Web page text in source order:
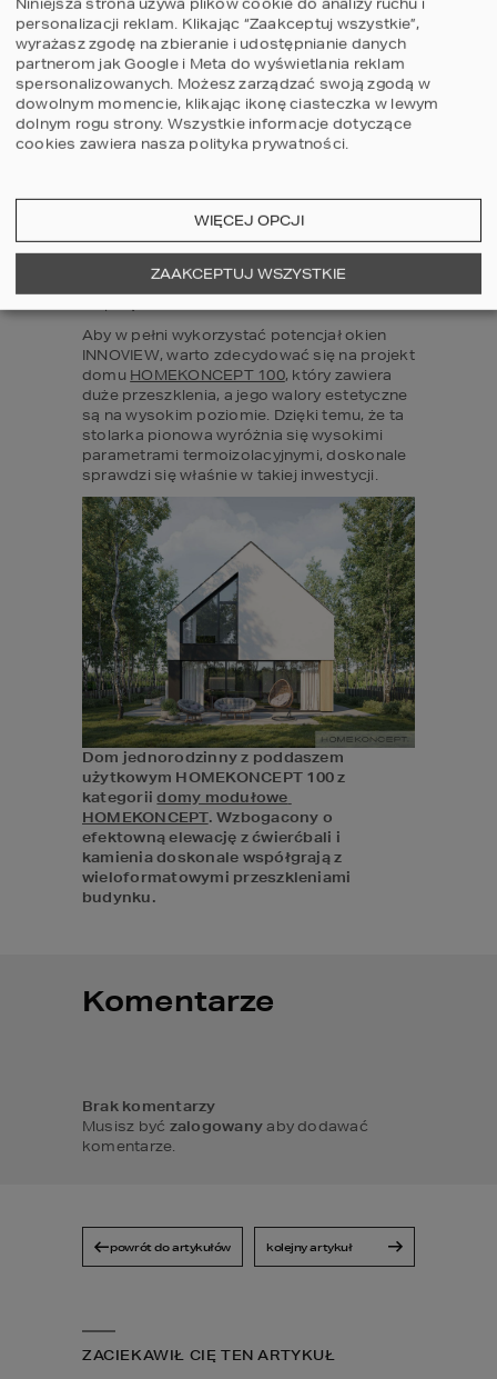
Okna INNOVIEW są oferowane w wariancie
trzyszybowym oraz czteroszybowym i
wyróżniają się bardzo niskim
współczynnikiem przenikania ciepła
osiągającym do Uw=0,68 W/m2 K.
Produkty Fakro serii INNOVIEW jako
podczas słonecznych, zimowych dni.
Znajdujące się od południowej strony
pomieszczenia są dzięki temu naturalnie
ogrzewane, co dodatkowo zmniejsza
zapotrzebowanie budynku na energię
cieplną w trakcie chłodów.
Aby w pełni wykorzystać potencjał okien
INNOVIEW, warto zdecydować się na projekt
domu HOMEKONCEPT 100, który zawiera
duże przeszklenia, a jego walory estetyczne
są na wysokim poziomie. Dzięki temu, że ta
stolarka pionowa wyróżnia się wysokimi
parametrami termoizolacyjnymi, doskonale
sprawdzi się właśnie w takiej inwestycji.
Dom jednorodzinny z poddaszem
użytkowym HOMEKONCEPT 100 z
kategorii domy modułowe
HOMEKONCEPT. Wzbogacony o
efektowną elewację z ćwierćbali i
kamienia doskonale współgrają z
wieloformatowymi przeszkleniami
budynku.
Komentarze
Brak komentarzy
Musisz być zalogowanyaby dodawać
komentarze.
powrót do artykułów kolejny artykuł
ZACIEKAWIŁ CIĘ TEN ARTYKUŁ
Niniejsza strona używa plików cookie do analizy ruchu i
personalizacji reklam. Klikając “Zaakceptuj wszystkie”,
wyrażasz zgodę na zbieranie i udostępnianie danych
partnerom jak Google i Meta do wyświetlania reklam
spersonalizowanych. Możesz zarządzać swoją zgodą w
dowolnym momencie, klikając ikonę ciasteczka w lewym
dolnym rogu strony. Wszystkie informacje dotyczące
cookies zawiera nasza polityka prywatności.
WIĘCEJ OPCJI
ZAAKCEPTUJ WSZYSTKIE